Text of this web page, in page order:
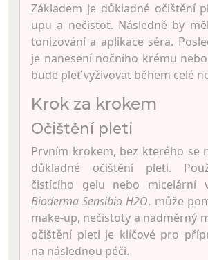
Základem je důkladné očištění
upu a nečistot. Následně by
tonizování a aplikace séra.
je nanesení nočního krému
bude pleť vyživovat během celé
Krok za krokem
Očištění pleti
Prvním krokem, bez kterého se
důkladné očištění pleti.
čistícího gelu nebo micelární
Bioderma Sensibio H2O, může
make-up, nečistoty a nadměrný
očištění pleti je klíčové pro
na následnou péči.